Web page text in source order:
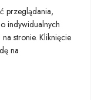
przeglądania,
indywidualnych
stronie. Kliknięcie
na
prywatności